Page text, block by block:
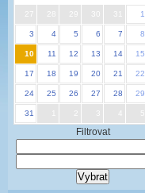
27 29 30 31 1
3 4 5 6 7 8
10 11 12 13 14 15
17 18 19 20 21 22
24 25 26 27 28 29
31 3 5
Filtrovat